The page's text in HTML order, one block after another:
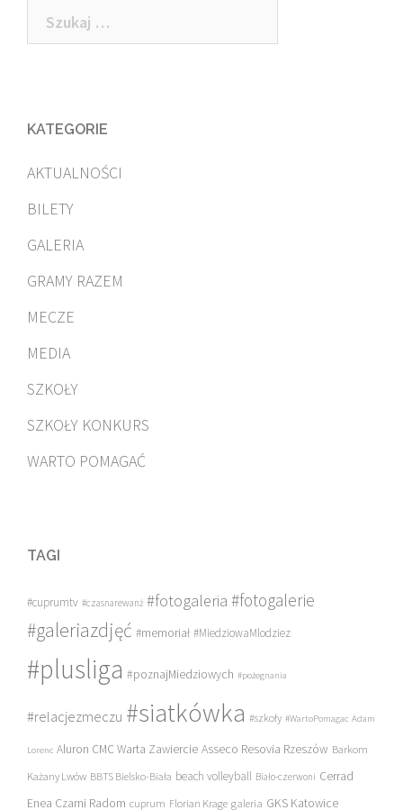
Szukaj:
KATEGORIE
AKTUALNOŚCI
BILETY
GALERIA
GRAMY RAZEM
MECZE
MEDIA
SZKOŁY
SZKOŁY KONKURS
WARTO POMAGAĆ
TAGI
#cuprumtv #czasnarewanż #fotogaleria #fotogalerie
#galeriazdjęć #memoriał #MiedziowaMlodziez
#plusliga #poznajMiedziowych #pożegnania
#relacjezmeczu #siatkówka #szkoły #WartoPomagac Adam
Lorenc Aluron CMC Warta Zawiercie Asseco Resovia Rzeszów Barkom
Każany Lwów BBTS Bielsko-Biała beach volleyball Biało-czerwoni Cerrad
Enea Czarni Radom cuprum Florian Krage galeria GKS Katowice